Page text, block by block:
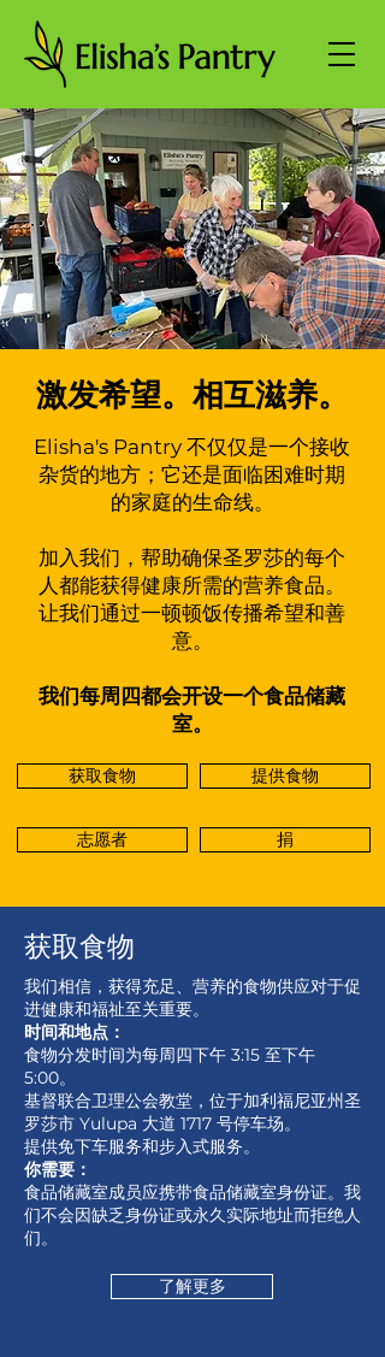
激发希望。相互滋养。
Elisha's Pantry 不仅仅是一个接收
杂货的地方；它还是面临困难时期
的家庭的生命线。
加入我们，帮助确保圣罗莎的每个
人都能获得健康所需的营养食品。
让我们通过一顿顿饭传播希望和善
意。
我们每周四都会开设一个食品储藏
室。
获取食物 提供食物
志愿者 捐
获取食物
我们相信，获得充足、营养的食物供应对于促
进健康和福祉至关重要。
时间和地点：
食物分发时间为每周四下午 3:15 至下午
5:00。
基督联合卫理公会教堂，位于加利福尼亚州圣
罗莎市 Yulupa 大道 1717 号停车场。
提供免下车服务和步入式服务。
你需要：
食品储藏室成员应携带食品储藏室身份证。我
们不会因缺乏身份证或永久实际地址而拒绝人
们。
了解更多